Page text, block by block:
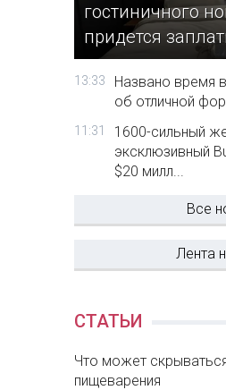
гостиничного
придется
13:33
Названо время
об отличной
11:31
1600-сильный
эксклюзивный
$20 милл...
Все
Лента
СТАТЬИ
Что может
пищеварения